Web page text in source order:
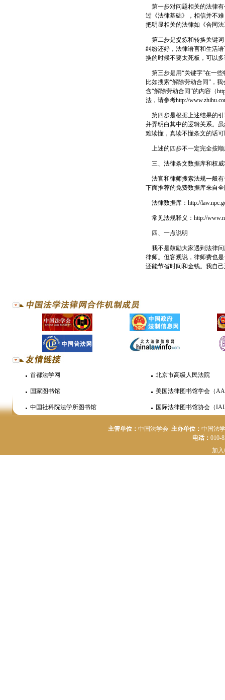
第一步对问题相关的法律有
过《法律基础》，相信并不难
把明显相关的法律如《合同
第二步是提炼和转换关键词
纠纷还好，法律语言和生活
换的时候不要太死板，可以
第三步是用“关键字”在一些
比如搜索“解除劳动合同”，我
含“解除劳动合同”的内容（
法，请参考http://
第四步是根据上述结果的引
并弄明白其中的逻辑关系。
难读懂，真读不懂条文的话
上述的四步不一定完全按顺
三、法律条文数据库和权威
法官和律师搜索法规一般有
下面推荐的免费数据库来自
法律数据库：http://
常见法规释义：http://
四、一点说明
我不是鼓励大家遇到法律问
律师。但客观说，律师费也
还能节省时间和金钱。我自
首都法学网 北京市高级人民法院
国家图书馆 美国法律图书馆学会（
中国社科院法学所图书馆 国际法律图书馆协会（
主管单位： 中国法学会 主办单位： 中国法
电话： 010-
加